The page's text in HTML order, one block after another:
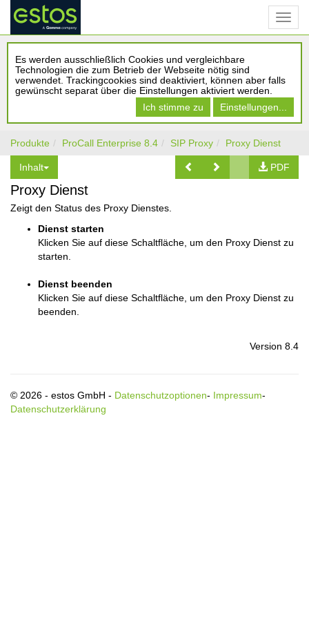
Es werden ausschließlich Cookies und vergleichbare
Technologien die zum Betrieb der Webseite nötig sind
verwendet. Trackingcookies sind deaktiviert, können aber falls
gewünscht separat über die Einstellungen aktiviert werden.
Ich stimme zu
Einstellungen...
Produkte ProCall Enterprise 8.4 SIP Proxy Proxy Dienst
Inhalt PDF
Proxy Dienst
Zeigt den Status des Proxy Dienstes.
Dienst starten
Klicken Sie auf diese Schaltfläche, um den Proxy Dienst zu
starten.
Dienst beenden
Klicken Sie auf diese Schaltfläche, um den Proxy Dienst zu
beenden.
Version 8.4
© 2026 - estos GmbH - Datenschutzoptionen- Impressum-
Datenschutzerklärung